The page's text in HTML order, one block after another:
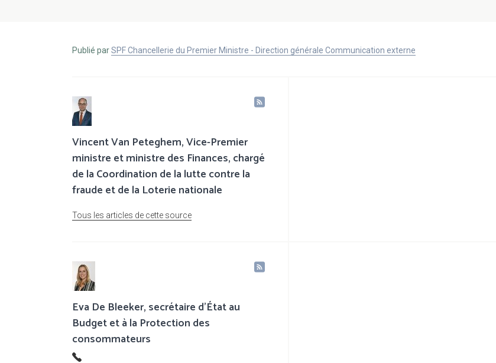
Publié parSPF Chancellerie du Premier Ministre - Direction générale Communication externe
Vincent Van Peteghem, Vice-Premier
ministre et ministre des Finances, chargé
de la Coordination de la lutte contre la
fraude et de la Loterie nationale
Tous les articles de cette source
Eva De Bleeker, secrétaire d’État au
Budget et à la Protection des
consommateurs